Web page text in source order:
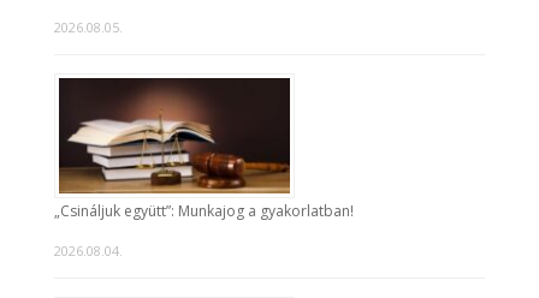
2026.08.05.
„Csináljuk együtt”: Munkajog a gyakorlatban!
2026.08.04.